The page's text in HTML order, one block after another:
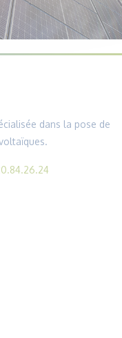
dans la pose de